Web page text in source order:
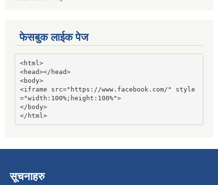
फेसबुक लाईक पेज
<html>
<head></head>
<body>
<iframe src="https://www.facebook.com/" style
="width:100%;height:100%">
</body>
</html>
सूचनाहरु